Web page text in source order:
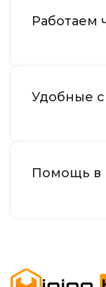
Работаем
Удобные
Помощь в